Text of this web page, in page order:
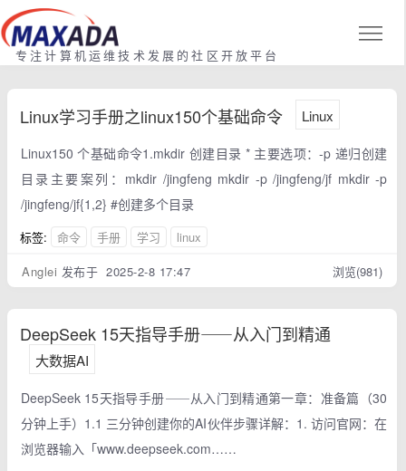
专注计算机运维技术发展的社区开放平台
Linux学习手册之linux150个基础命令 Linux
Linux150 个基础命令1.mkdir 创建目录 * 主要选项：-p 递归创建
目录主要案列：mkdir /jingfeng mkdir -p /jingfeng/jf mkdir -p
/jingfeng/jf{1,2} #创建多个目录
标签: 命令 手册 学习
linux
Anglei 发布于 2025-2-8 17:47 浏览(981)
DeepSeek 15天指导⼿册⸺从⼊⻔到精通
大数据AI
DeepSeek 15天指导⼿册⸺从⼊⻔到精通第⼀章：准备篇（30
分钟上⼿）1.1 三分钟创建你的AI伙伴步骤详解：1. 访问官⽹：在
浏览器输⼊「www.deepseek.com……